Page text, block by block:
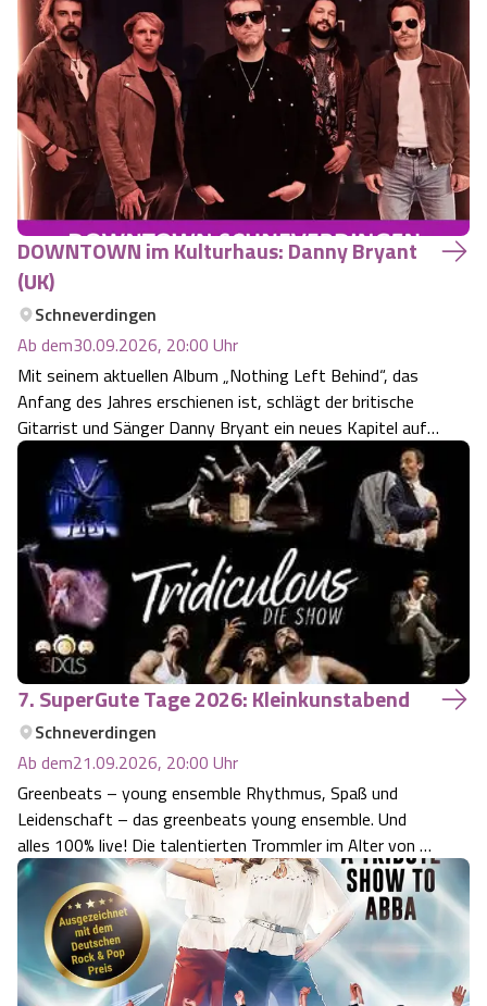
Blues gemacht, der Spaß und Entspannung bedeutet. Es
wird das gespielt, was den vier ‚Biddy Blues‘- Musikern
gefällt – Peter Klehn (…
DOWNTOWN im Kulturhaus: Danny Bryant
(UK)
Schneverdingen
Ab dem30.09.2026, 20:00 Uhr
Mit seinem aktuellen Album „Nothing Left Behind“, das
Anfang des Jahres erschienen ist, schlägt der britische
Gitarrist und Sänger Danny Bryant ein neues Kapitel auf.
Das Album stieg direkt auf Platz 1 der Amazon-
Bestsellerliste in den Kategorien Blues und Bluesrock und
wird von Kritikern und Fans …
7. SuperGute Tage 2026: Kleinkunstabend
Schneverdingen
Ab dem21.09.2026, 20:00 Uhr
Greenbeats – young ensemble Rhythmus, Spaß und
Leidenschaft – das greenbeats young ensemble. Und
alles 100% live! Die talentierten Trommler im Alter von 14
bis 20 Jahren performen dabei auf verrückten
Instrumentenbauten wie den weltbekannten Drum-
Oktagons, Becken in atemberaubender Höhe oder dem…